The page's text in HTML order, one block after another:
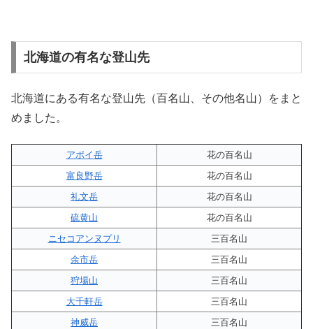
北海道の有名な登山先
北海道にある有名な登山先（百名山、その他名山）をまと
めました。
アポイ岳
花の百名山
富良野岳
花の百名山
礼文岳
花の百名山
硫黄山
花の百名山
ニセコアンヌプリ
三百名山
余市岳
三百名山
狩場山
三百名山
大千軒岳
三百名山
神威岳
三百名山